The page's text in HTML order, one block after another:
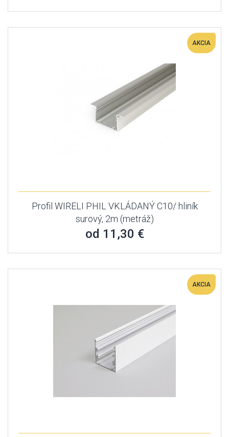
AKCIA
Profil WIRELI PHIL VKLÁDANÝ C10/ hliník
surový, 2m (metráž)
od 11,30 €
AKCIA